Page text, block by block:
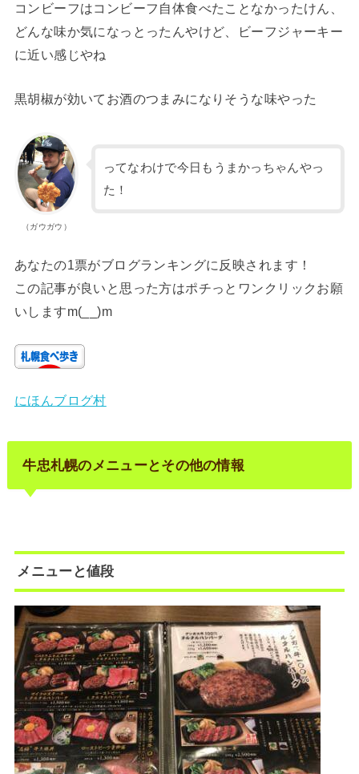
コンビーフはコンビーフ自体食べたことなかったけん、
どんな味か気になっとったんやけど、ビーフジャーキー
に近い感じやね
黒胡椒が効いてお酒のつまみになりそうな味やった
（ガウガウ）
ってなわけで今日もうまかっちゃんやっ
た！
あなたの1票がブログランキングに反映されます！
この記事が良いと思った方はポチっとワンクリックお願
いしますm(__)m
にほんブログ村
牛忠札幌のメニューとその他の情報
メニューと値段